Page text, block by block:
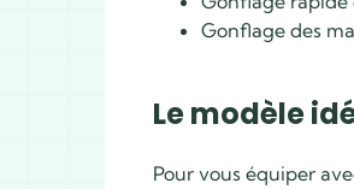
Gonflage des
Le modèle
Pour vous équiper